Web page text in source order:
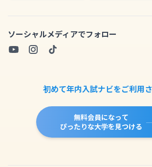
ソーシャルメディアでフォロー
初めて年内入試ナビをご利用
無料会員になって
ぴったりな大学を見つける